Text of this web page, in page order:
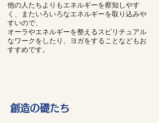
創造の礎たち
他の人たちよりもエネルギーを察知しやす
く、またいろいろなエネルギーを取り込みや
すいので、
オーラやエネルギーを整えるスピリチュアル
なワークをしたり、ヨガをすることなどもお
すすめです。